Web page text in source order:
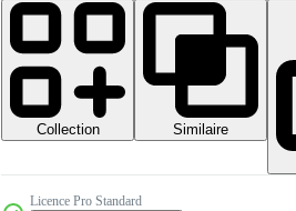
Collection
Similaire
Licence Pro Standard